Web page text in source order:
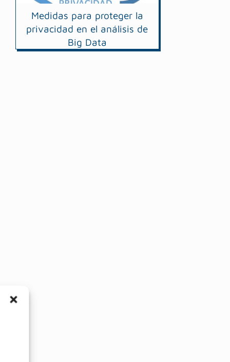
Medidas para proteger la
privacidad en el análisis de
Big Data